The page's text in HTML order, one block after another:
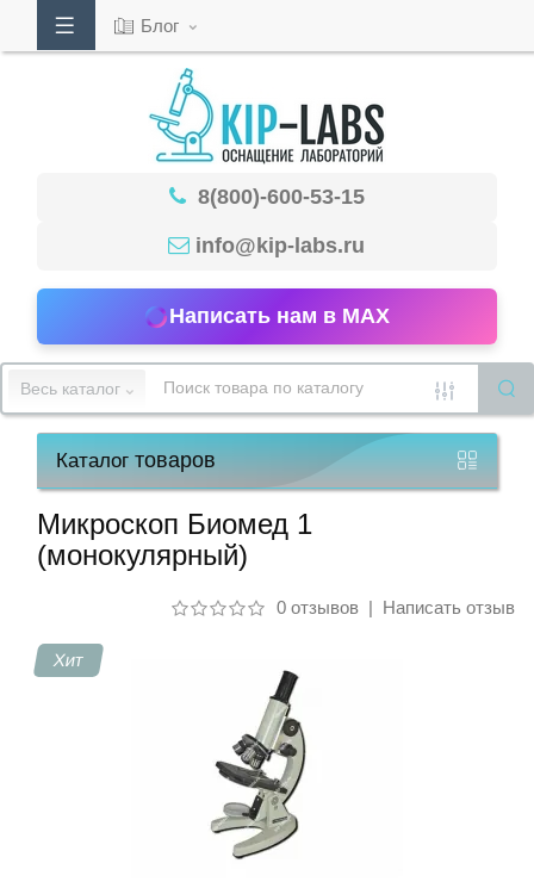
53-
15
работы
Блог
8(800)-600-53-15
info@kip-labs.ru
Написать нам в MAX
Весь каталог
Каталогтоваров
Микроскоп Биомед 1
(монокулярный)
0 отзывов| Написать отзыв
Хит